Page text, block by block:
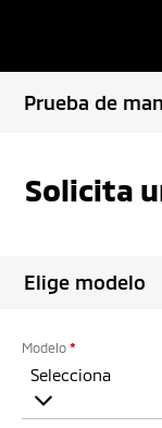
Prueba de
Solicita
Elige modelo
Modelo *
Selecciona